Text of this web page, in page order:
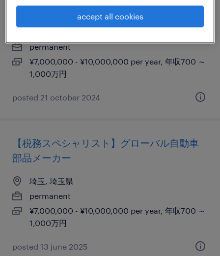
エンジニア)
permanent
¥7,000,000 - ¥10,000,000 per year, 年収700 ～
1,000万円
posted 21 october 2024
【税務スペシャリスト】グローバル自動車
部品メーカー
埼玉, 埼玉県
permanent
¥7,000,000 - ¥10,000,000 per year, 年収700 ～
1,000万円
posted 13 june 2025
accept all cookies